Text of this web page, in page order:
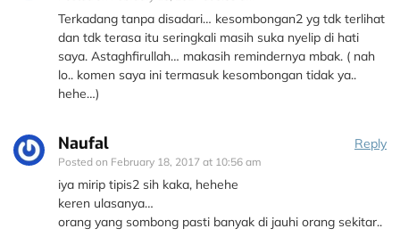
Terkadang tanpa disadari… kesombongan2 yg tdk terlihat
dan tdk terasa itu seringkali masih suka nyelip di hati
saya. Astaghfirullah… makasih remindernya mbak. ( nah
lo.. komen saya ini termasuk kesombongan tidak ya..
hehe…)
Naufal
Posted on February 18, 2017 at 10:56 am
Reply
iya mirip tipis2 sih kaka, hehehe
keren ulasanya…
orang yang sombong pasti banyak di jauhi orang sekitar..